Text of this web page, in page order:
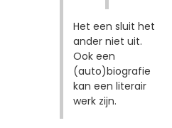
Het een sluit het
ander niet uit.
Ook een
(auto)biografie
kan een literair
werk zijn.